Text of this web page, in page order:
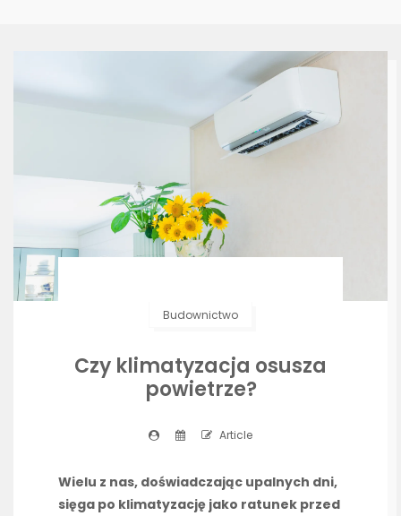
Budownictwo
Czy klimatyzacja osusza
powietrze?
Article
Wielu z nas, doświadczając upalnych dni,
sięga po klimatyzację jako ratunek przed